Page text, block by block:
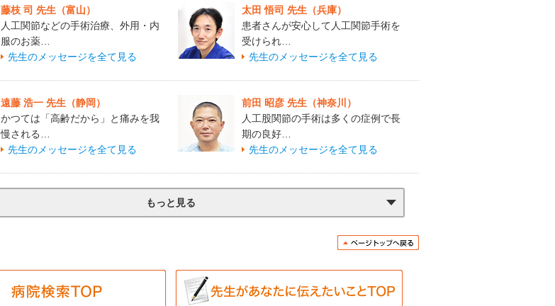
藤枝 司 先生（富山）
人工関節などの手術治療、外用・内
服のお薬…
先生のメッセージを全て見る
太田 悟司 先生（兵庫）
患者さんが安心して人工関節手術を
受けられ…
先生のメッセージを全て見る
遠藤 浩一 先生（静岡）
かつては「高齢だから」と痛みを我
慢される…
先生のメッセージを全て見る
前田 昭彦 先生（神奈川）
人工股関節の手術は多くの症例で長
期の良好…
先生のメッセージを全て見る
もっと見る